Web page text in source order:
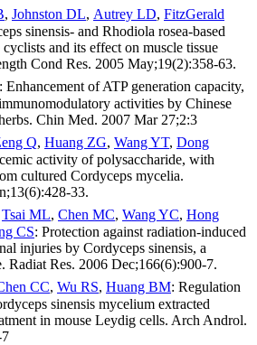
, Johnston DL, Autrey LD, FitzGerald
sinensis- and Rhodiola rosea-based
and its effect on muscle tissue
Cond Res. 2005 May;19(2):358-63.
: Enhancement of ATP generation capacity,
activities by Chinese
Chin Med. 2007 Mar 27;2:3
Q, Huang ZG, Wang YT, Dong
activity of polysaccharide, with
cultured Cordyceps mycelia.
33.
Tsai ML, Chen MC, Wang YC, Hong
CS: Protection against radiation-induced
injuries by Cordyceps sinensis, a
Radiat Res. 2006 Dec;166(6):900-7.
CC, Wu RS, Huang BM: Regulation
sinensis mycelium extracted
in mouse Leydig cells. Arch Androl.